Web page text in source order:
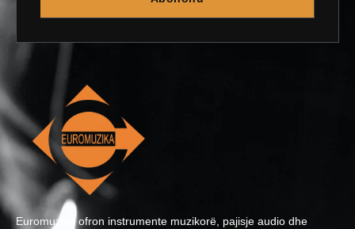
Euromuzika ofron instrumente muzikorë, pajisje audio dhe